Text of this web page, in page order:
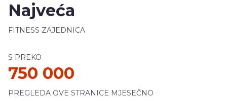
Najveća
FITNESS ZAJEDNICA
S PREKO
750 000
PREGLEDA OVE STRANICE MJESEČNO